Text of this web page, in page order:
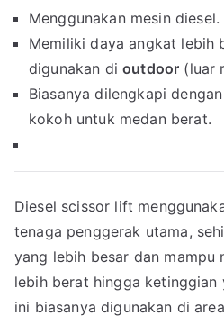
Menggunakan mesin diesel.
Memiliki daya angkat lebih
digunakan dioutdoor (luar
Biasanya dilengkapi
kokoh untuk medan berat.
Diesel scissor lift
tenaga penggerak utama,
yang lebih besar dan mampu
lebih berat hingga
ini biasanya digunakan di